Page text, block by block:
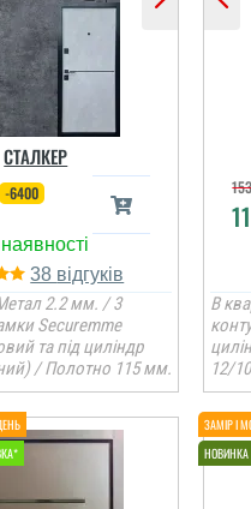
СТАЛКЕР
-6400
38
2.2 мм. / 3
Securemme
та під циліндр
/ Полотно 115 мм.
В
12/